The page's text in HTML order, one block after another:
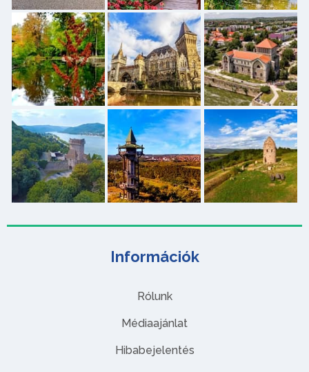
Információk
Rólunk
Médiaajánlat
Hibabejelentés